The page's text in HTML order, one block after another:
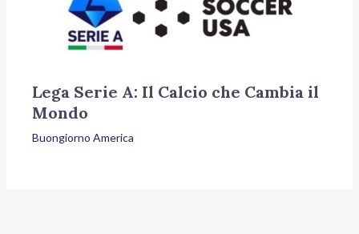
Lega Serie A: Il Calcio che Cambia il
Mondo
Buongiorno America